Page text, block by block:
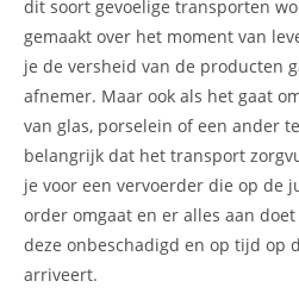
dit soort gevoelige transporten
gemaakt over het moment van
je de versheid van de producten
afnemer. Maar ook als het gaat
van glas, porselein of een ander
belangrijk dat het transport
je voor een vervoerder die op de
order omgaat en er alles aan
deze onbeschadigd en op tijd op
arriveert.